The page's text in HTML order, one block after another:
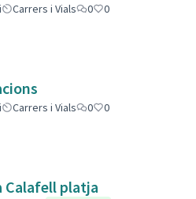
Carrers i Vials 0
0
Carrers i Vials 0
0
Calafell platja